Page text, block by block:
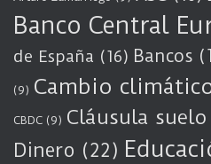
Banco Central
de España (16) Bancos
(9) Cambio
CBDC (9) Cláusula suelo
Dinero (22)